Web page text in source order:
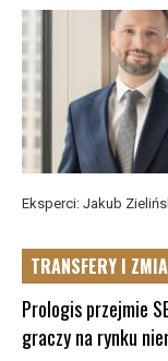
Eksperci: Jakub
TRANSFERY I
Prologis przejmie
graczy na rynku